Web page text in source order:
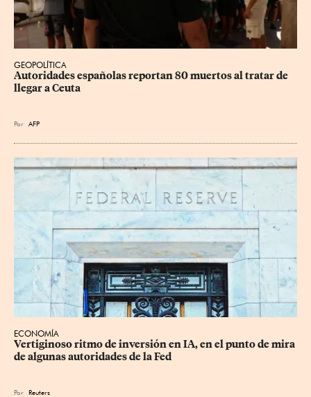
GEOPOLÍTICA
Autoridades españolas reportan 80 muertos al tratar de
llegar a Ceuta
Por AFP
ECONOMÍA
Vertiginoso ritmo de inversión en IA, en el punto de mira
de algunas autoridades de la Fed
Por Reuters